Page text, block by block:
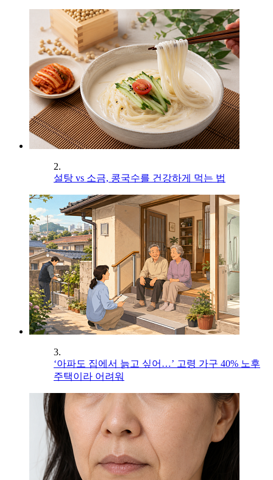
2.
설탕 vs 소금, 콩국수를 건강하게 먹는 법
3.
‘아파도 집에서 늙고 싶어…’ 고령 가구 40% 노후
주택이라 어려워